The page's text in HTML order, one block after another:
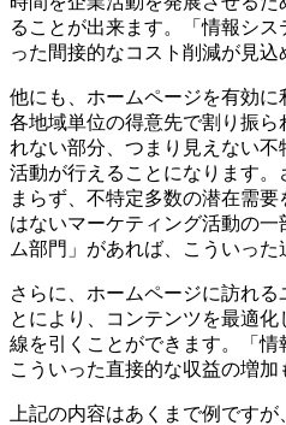
ることが出来ます。「情報シ
った間接的なコスト削減が見込
他にも、ホームページを有効
各地域単位の得意先で割り振
れない部分、つまり見えない
活動が行えることになります
まらず、不特定多数の潜在需
はないマーケティング活動の
ム部門」があれば、こういった
さらに、ホームページに訪れ
とにより、コンテンツを最適
線を引くことができます。「情
こういった直接的な収益の増加
上記の内容はあくまで例です